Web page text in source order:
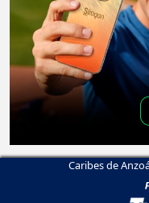
Caribes de